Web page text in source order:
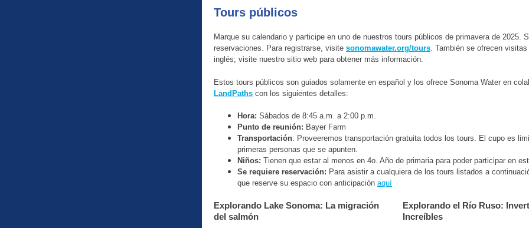
Tours públicos
Marque su calendario y participe en uno de nuestros tours públicos de primavera de 2025.
reservaciones. Para registrarse, visite sonomawater.org/tours. También se ofrecen
inglés; visite nuestro sitio web para obtener más información.
Estos tours públicos son guiados solamente en español y los ofrece Sonoma Water en
LandPaths con los siguientes detalles:
Hora: Sábados de 8:45 a.m. a 2:00 p.m.
Punto de reunión: Bayer Farm
Transportación: Proveeremos transportación gratuita todos los tours. El cupo es
primeras personas que se apunten.
Niños: Tienen que estar al menos en 4o. Año de primaria para poder participar en
Se requiere reservación: Para asistir a cualquiera de los tours listados a
que reserve su espacio con anticipación aquí
Explorando Lake Sonoma: La migración
del salmón
Explorando el Río Ruso:
Increíbles